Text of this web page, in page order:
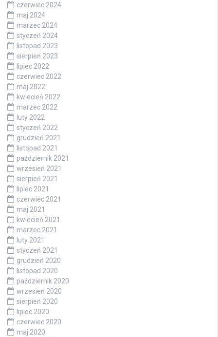
czerwiec 2024
maj 2024
marzec 2024
styczeń 2024
listopad 2023
sierpień 2023
lipiec 2022
czerwiec 2022
maj 2022
kwiecień 2022
marzec 2022
luty 2022
styczeń 2022
grudzień 2021
listopad 2021
październik 2021
wrzesień 2021
sierpień 2021
lipiec 2021
czerwiec 2021
maj 2021
kwiecień 2021
marzec 2021
luty 2021
styczeń 2021
grudzień 2020
listopad 2020
październik 2020
wrzesień 2020
sierpień 2020
lipiec 2020
czerwiec 2020
maj 2020